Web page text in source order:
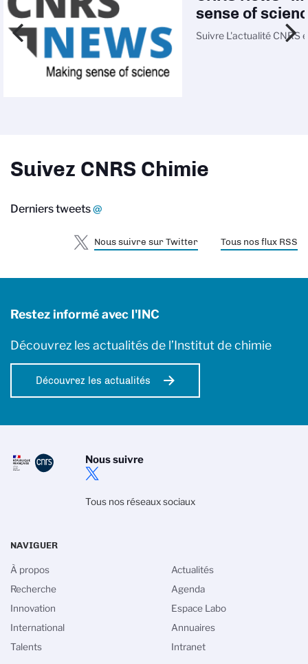
sense of
Suivre L'actualité CNRS
Suivez CNRS Chimie
Derniers tweets@
Nous suivre sur Twitter Tous nos flux RSS
Restez informé avec l'INC
Découvrez les actualités de l’Institut de chimie
Découvrez les actualités
Nous suivre
Tous nos réseaux sociaux
NAVIGUER
À propos
Recherche
Innovation
International
Talents
Actualités
Agenda
Espace Labo
Annuaires
Intranet